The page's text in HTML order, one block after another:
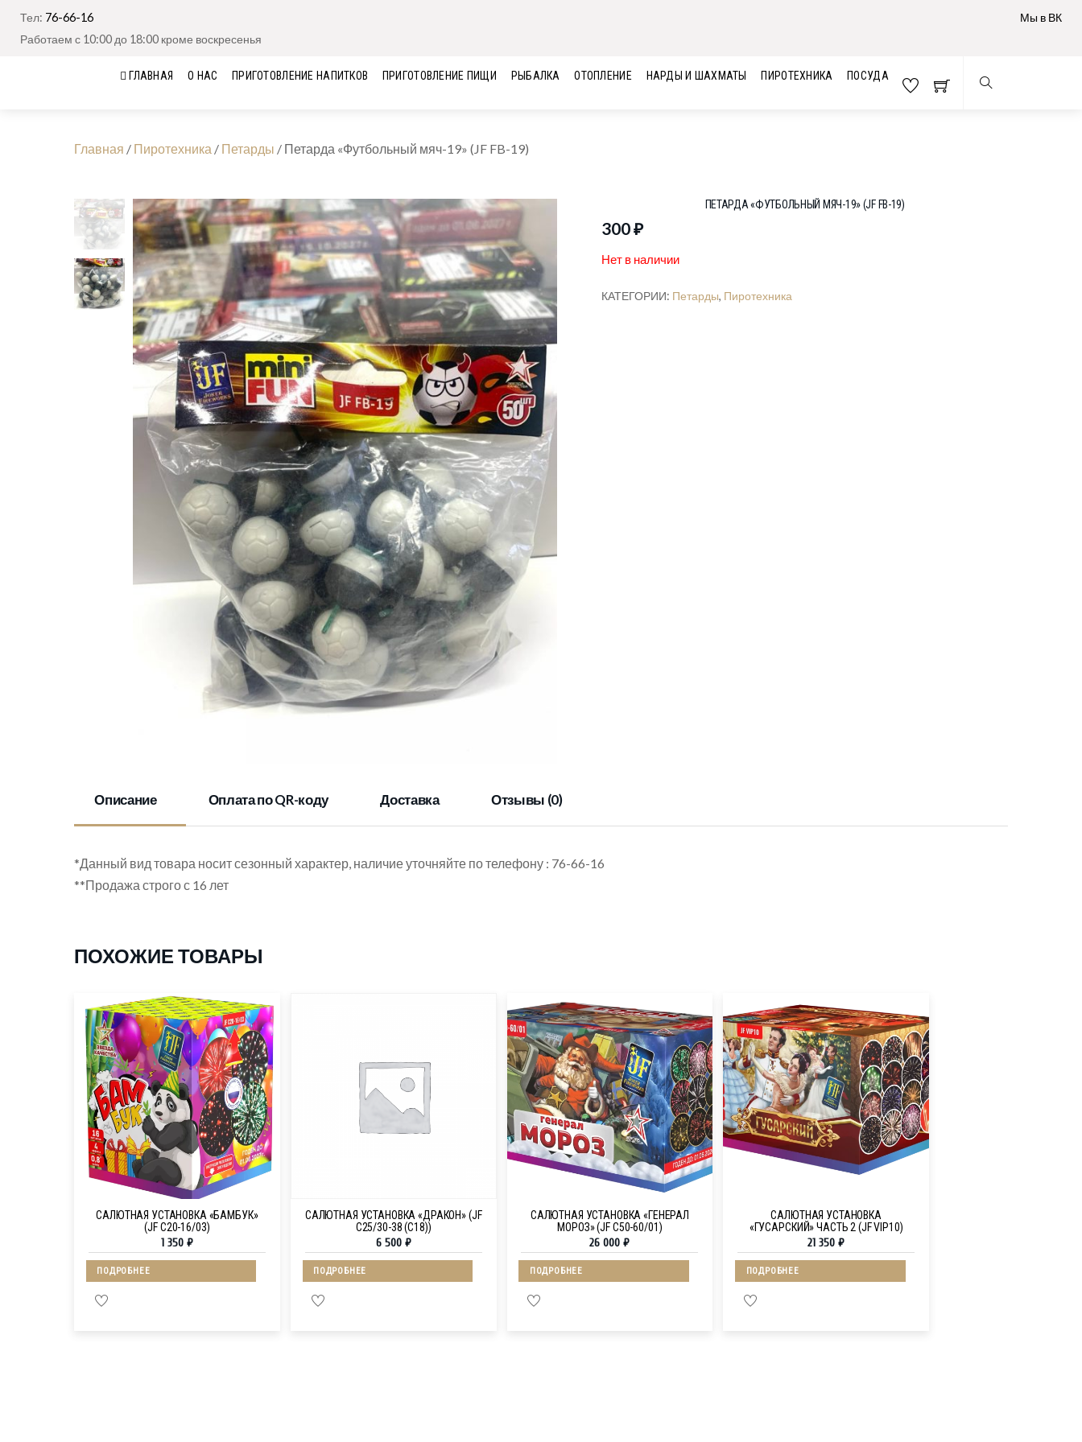
Тел: 76-66-16
Работаем с 10:00 до 18:00 кроме воскресенья
Мы в ВК
ГЛАВНАЯ О НАС ПРИГОТОВЛЕНИЕ НАПИТКОВ ПРИГОТОВЛЕНИЕ ПИЩИ РЫБАЛКА ОТОПЛЕНИЕ НАРДЫ И ШАХМАТЫ ПИРОТЕХНИКА ПОСУДА
Главная / Пиротехника / Петарды / Петарда «Футбольный мяч-19» (JF FB-19)
ПЕТАРДА «ФУТБОЛЬНЫЙ МЯЧ-19» (JF FB-19)
300₽
Нет в наличии
КАТЕГОРИИ: Петарды, Пиротехника
Описание Оплата по QR-коду Доставка Отзывы (0)
*Данный вид товара носит сезонный характер, наличие уточняйте по телефону : 76-66-16
**Продажа строго с 16 лет
ПОХОЖИЕ ТОВАРЫ
САЛЮТНАЯ УСТАНОВКА «БАМБУК»
(JF C20-16/03)
1 350 ₽
ПОДРОБНЕЕ
САЛЮТНАЯ УСТАНОВКА «ДРАКОН» (JF
C25/30-38 (C18))
6 500 ₽
ПОДРОБНЕЕ
САЛЮТНАЯ УСТАНОВКА «ГЕНЕРАЛ
МОРОЗ» (JF C50-60/01)
26 000₽
ПОДРОБНЕЕ
САЛЮТНАЯ УСТАНОВКА
«ГУСАРСКИЙ» ЧАСТЬ 2 (JF VIP10)
21 350₽
ПОДРОБНЕЕ